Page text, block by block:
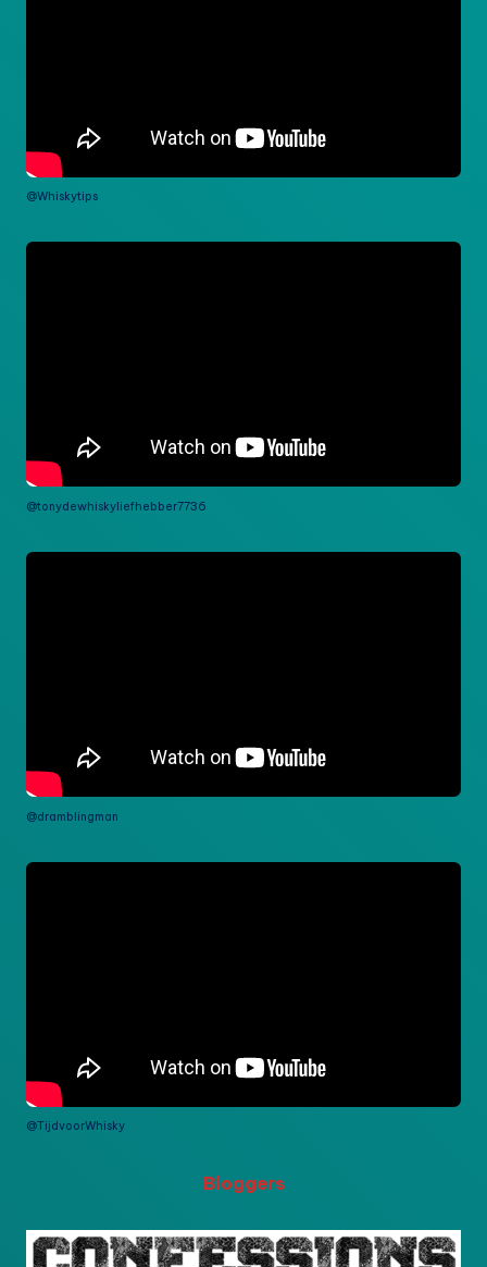
@Whiskytips
@tonydewhiskyliefhebber7736
@dramblingman
@TijdvoorWhisky
Bloggers